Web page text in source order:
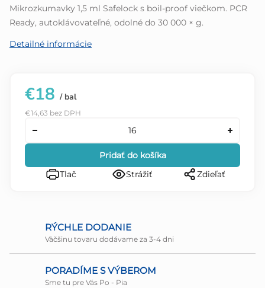
5
hviezdičiek.
Mikrozkumavky 1,5 ml Safelock s boil-proof viečkom. PCR
Ready, autoklávovateľné, odolné do 30 000 × g.
Detailné informácie
€18 / bal
€14,63 bez DPH
Pridať do košíka
Tlač
Strážiť Zdieľať
RÝCHLE DODANIE
Väčšinu tovaru dodávame za 3-4 dni
PORADÍME S VÝBEROM
Sme tu pre Vás Po - Pia